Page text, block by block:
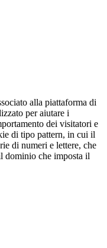
alla piattaforma di
per aiutare i
dei visitatori e
di tipo pattern, in cui il
di numeri e lettere, che
dominio che imposta il